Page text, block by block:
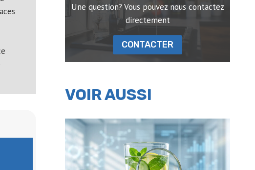
Une question? Vous pouvez nous contactez
directement
CONTACTER
VOIR AUSSI